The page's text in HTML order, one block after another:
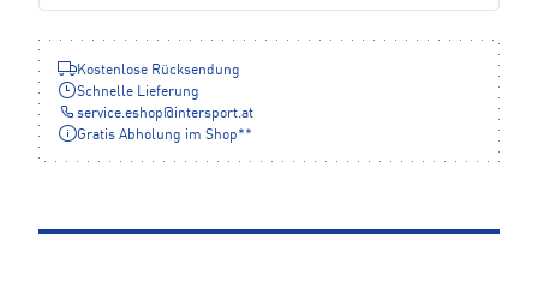
Kostenlose Rücksendung
Schnelle Lieferung
service.eshop@intersport.at
Gratis Abholung im Shop**